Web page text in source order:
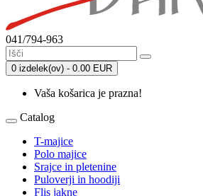
041/794-963
0 izdelek(ov) - 0.00 EUR
Vaša košarica je prazna!
Catalog
T-majice
Polo majice
Srajce in pletenine
Puloverji in hoodiji
Flis jakne